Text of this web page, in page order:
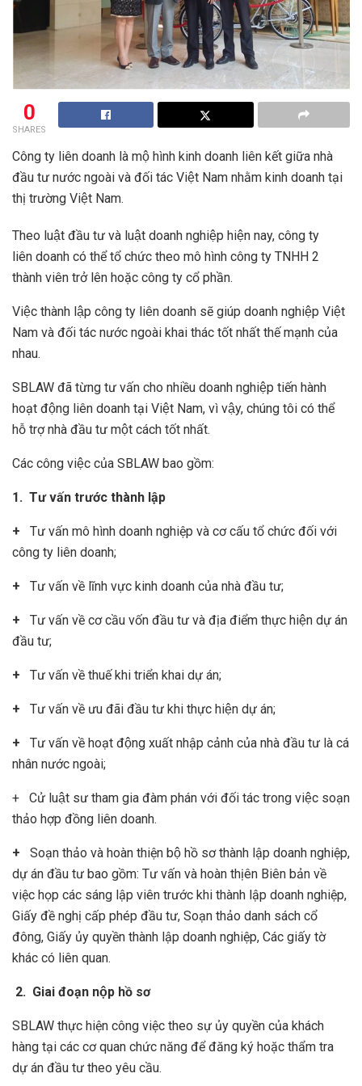
0
SHARES
Công ty liên doanh là mộ hình kinh doanh liên kết giữa nhà
đầu tư nước ngoài và đối tác Việt Nam nhằm kinh doanh tại
thị trường Việt Nam.
Theo luật đầu tư và luật doanh nghiệp hiện nay, công ty
liên doanh có thể tổ chức theo mô hình công ty TNHH 2
thành viên trở lên hoặc công ty cổ phần.
Việc thành lập công ty liên doanh sẽ giúp doanh nghiệp Việt
Nam và đối tác nước ngoài khai thác tốt nhất thế mạnh của
nhau.
SBLAW đã từng tư vấn cho nhiều doanh nghiệp tiến hành
hoạt động liên doanh tại Việt Nam, vì vậy, chúng tôi có thể
hỗ trợ nhà đầu tư một cách tốt nhất.
Các công việc của SBLAW bao gồm:
1. Tư vấn trước thành lập
+ Tư vấn mô hình doanh nghiệp và cơ cấu tổ chức đối với
công ty liên doanh;
+ Tư vấn về lĩnh vực kinh doanh của nhà đầu tư;
+ Tư vấn về cơ cầu vốn đầu tư và địa điểm thực hiện dự án
đầu tư;
+ Tư vấn về thuế khi triển khai dự án;
+ Tư vấn về ưu đãi đầu tư khi thực hiện dự án;
+ Tư vấn về hoạt động xuất nhập cảnh của nhà đầu tư là cá
nhân nước ngoài;
+ Cử luật sư tham gia đàm phán với đối tác trong việc soạn
thảo hợp đồng liên doanh.
+ Soạn thảo và hoàn thiện bộ hồ sơ thành lập doanh nghiệp,
dự án đầu tư bao gồm: Tư vấn và hoàn thịên Biên bản về
việc họp các sáng lập viên trước khi thành lập doanh nghiệp,
Giấy đề nghị cấp phép đầu tư, Soạn thảo danh sách cổ
đông, Giấy ủy quyền thành lập doanh nghiệp, Các giấy tờ
khác có liên quan.
2. Giai đoạn nộp hồ sơ
SBLAW thực hiện công việc theo sự ủy quyền của khách
hàng tại các cơ quan chức năng để đăng ký hoặc thẩm tra
dự án đầu tư theo yêu cầu.